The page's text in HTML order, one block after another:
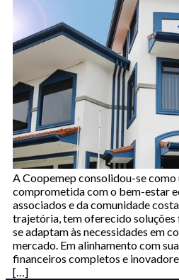
A Coopemep consolidou-se
comprometida com o bem-estar
associados e da comunidade
trajetória, tem oferecido soluções
se adaptam às necessidades em
mercado. Em alinhamento com
financeiros completos e
[…]